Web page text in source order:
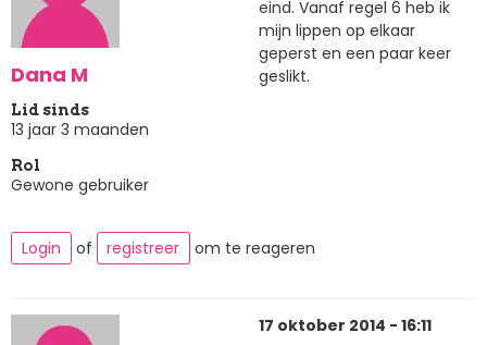
Dana M
Lid sinds
13 jaar 3 maanden
Rol
Gewone gebruiker
eind. Vanaf regel 6 heb ik
mijn lippen op elkaar
geperst en een paar keer
geslikt.
Login of registreer om te reageren
17 oktober 2014 - 16:11